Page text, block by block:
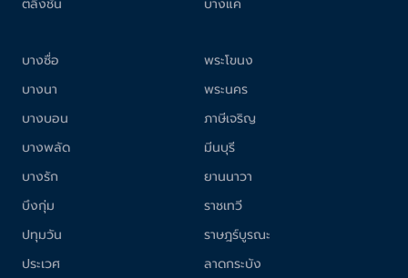
ตลิ่งชัน
บางแค
บางซื่อ
บางนา
บางบอน
บางพลัด
บางรัก
บึงกุ่ม
ปทุมวัน
ประเวศ
พระโขนง
พระนคร
ภาษีเจริญ
มีนบุรี
ยานนาวา
ราชเทวี
ราษฎร์บูรณะ
ลาดกระบัง